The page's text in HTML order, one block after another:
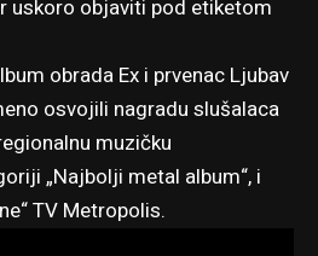
uskoro objaviti pod etiketom
obrada Ex i prvenac Ljubav
osvojili nagradu slušalaca
muzičku
„Najbolji metal album“, i
TV Metropolis.